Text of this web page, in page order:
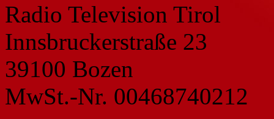
Radio Television Tirol
Innsbruckerstraße 23
39100 Bozen
MwSt.-Nr. 00468740212